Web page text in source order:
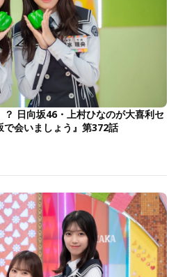
日向坂46・上村ひなのが大喜利セ
会いましょう』第372話